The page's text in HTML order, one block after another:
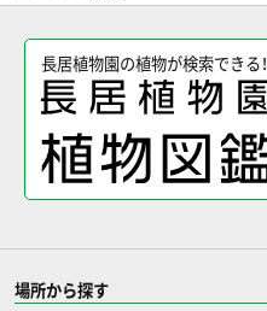
長居植物園の植物が検索できる！
場所から探す